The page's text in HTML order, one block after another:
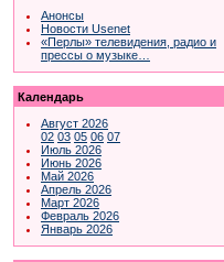
Анонсы
Новости Usenet
«Перлы» телевидения, радио и
прессы о музыке…
Календарь
Август 2026
02 03 05 06 07
Июль 2026
Июнь 2026
Май 2026
Апрель 2026
Март 2026
Февраль 2026
Январь 2026